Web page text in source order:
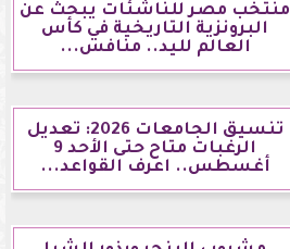
منتخب مصر للناشئات يبحث عن
البرونزية التاريخية في كأس
العالم لليد.. منافس...
تنسيق الجامعات 2026: تعديل
الرغبات متاح حتى الأحد 9
أغسطس.. اعرف القواعد...